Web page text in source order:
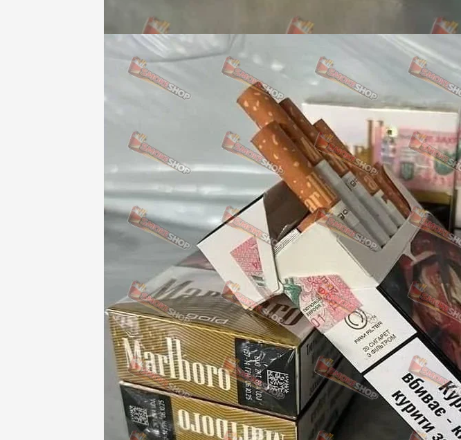
Military
PULL
Focus
De Santis
MONUS
NERO
NERO
Гуцульскі
Italian
OSCAR
Dandy
JM
MAN
Arizona
Cigaronne
Сигарети